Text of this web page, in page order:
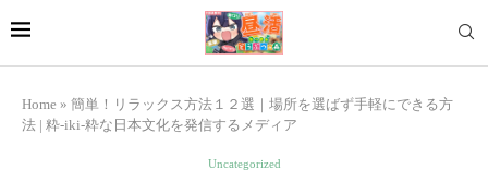
Home » 簡単！リラックス方法１２選｜場所を選ばず手軽にできる方
法 | 粋-iki-粋な日本文化を発信するメディア
Uncategorized